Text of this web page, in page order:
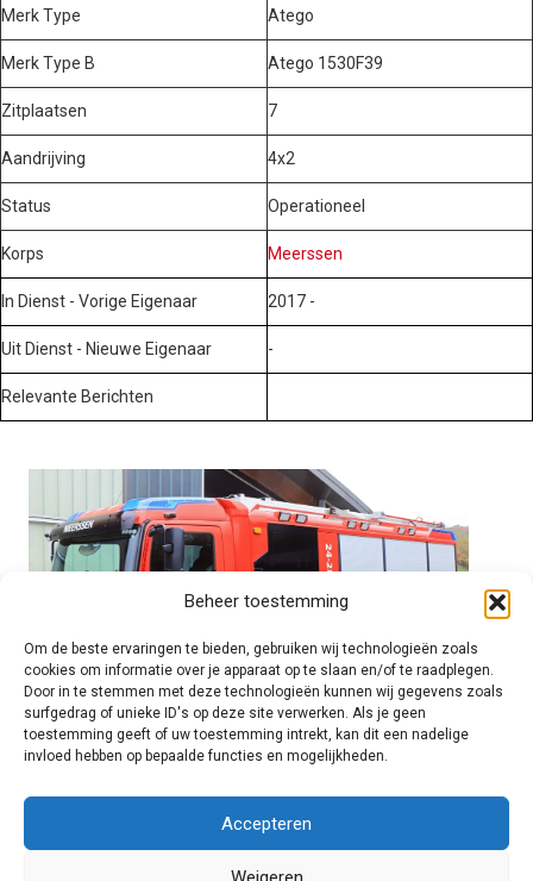
Beheer toestemming
Om de beste ervaringen te bieden, gebruiken wij technologieën zoals
cookies om informatie over je apparaat op te slaan en/of te raadplegen.
Door in te stemmen met deze technologieën kunnen wij gegevens zoals
surfgedrag of unieke ID's op deze site verwerken. Als je geen
toestemming geeft of uw toestemming intrekt, kan dit een nadelige
invloed hebben op bepaalde functies en mogelijkheden.
Accepteren
Merk Type Atego
Merk Type B Atego 1530F39
Zitplaatsen 7
Aandrijving 4x2
Status Operationeel
Korps Meerssen
In Dienst - Vorige Eigenaar 2017 -
Uit Dienst - Nieuwe Eigenaar -
Relevante Berichten